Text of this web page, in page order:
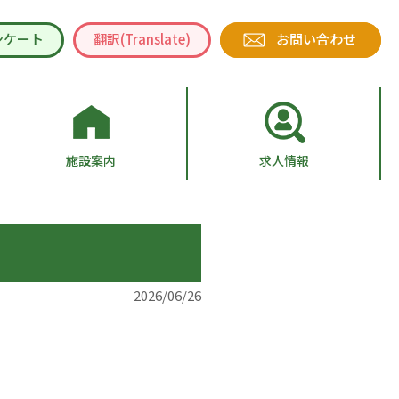
ート 翻訳(Translate) お問い合わせ
施設案内 求人情報
2026/06/26